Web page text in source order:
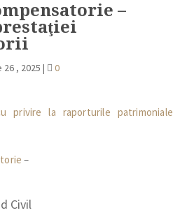
–
, 2025 | 0
privire la raporturile patrimoniale
–
Civil